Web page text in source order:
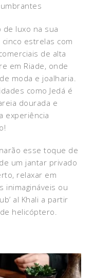
luxo na sua
estrelas com
de alta
em Riade, onde
moda e joalharia.
como Jedá é
dourada e
experiência
esse toque de
um jantar privado
relaxar em
inimagináveis ou
al Khali a partir
helicóptero.